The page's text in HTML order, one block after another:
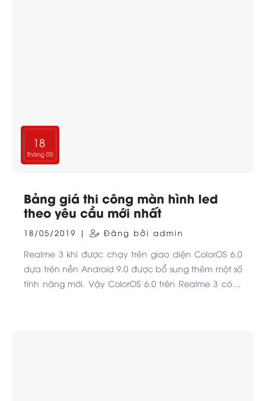
18
Tháng 05
Bảng giá thi công màn hình led
theo yêu cầu mới nhất
18/05/2019 | Đăng bởi admin
Realme 3 khi được chạy trên giao diện ColorOS 6.0
dựa trên nền Android 9.0 được bổ sung thêm một số
tính năng mới. Vậy ColorOS 6.0 trên Realme 3 có gì